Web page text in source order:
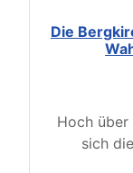
Die
Hoch
sich